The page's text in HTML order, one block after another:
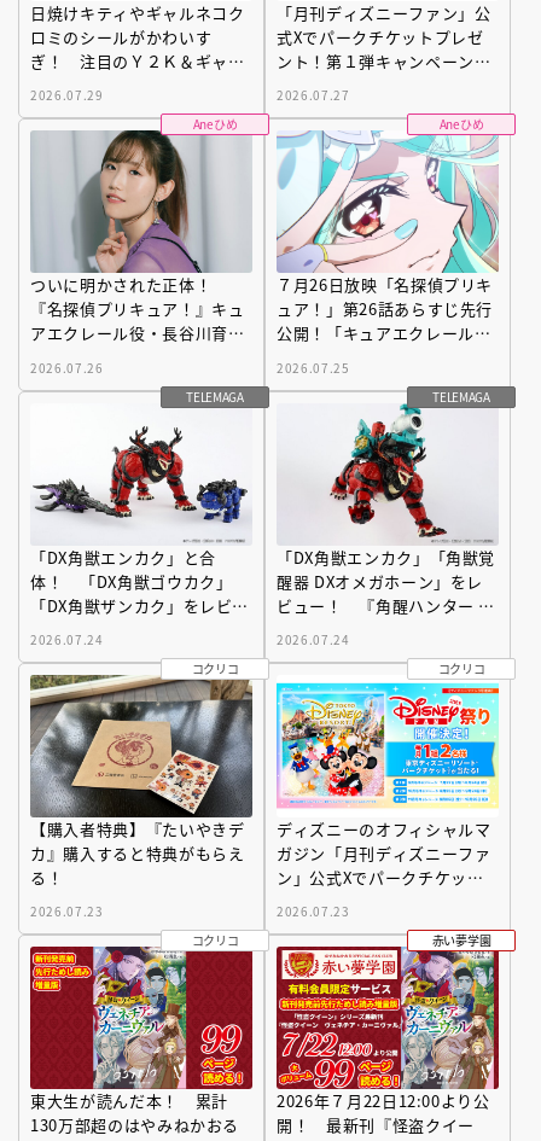
日焼けキティやギャルネコク
ロミのシールがかわいす
ぎ！ 注目のＹ２Ｋ＆ギャル
デザイン大集合
2026.07.29
「月刊ディズニーファン」公
式Xでパークチケットプレゼ
ント！第１弾キャンペーン開
始
2026.07.27
Aneひめ
ついに明かされた正体！
『名探偵プリキュア！』キュ
アエクレール役・長谷川育美
の“あるギャップ”に驚きまし
2026.07.26
Aneひめ
７月26日放映「名探偵プリキ
ュア！」第26話あらすじ先行
公開！「キュアエクレールの
2026.07.25
TELEMAGA
「DX角獣エンカク」と合
体！ 「DX角獣ゴウカク」
「DX角獣ザンカク」をレビュ
2026.07.24
TELEMAGA
「DX角獣エンカク」「角獣覚
醒器 DXオメガホーン」をレ
ビュー！ 『角醒ハンター オ
2026.07.24
コクリコ
【購入者特典】『たいやきデ
カ』購入すると特典がもらえ
る！
2026.07.23
コクリコ
ディズニーのオフィシャルマ
ガジン「月刊ディズニーファ
ン」公式Xでパークチケット
2026.07.23
コクリコ
東大生が読んだ本！ 累計
130万部超のはやみねかおる
赤い夢学園
2026年７月22日12:00より公
開！ 最新刊『怪盗クイー